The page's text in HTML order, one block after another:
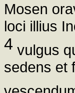
Mosen
loci illius
4 vulgus
sedens et